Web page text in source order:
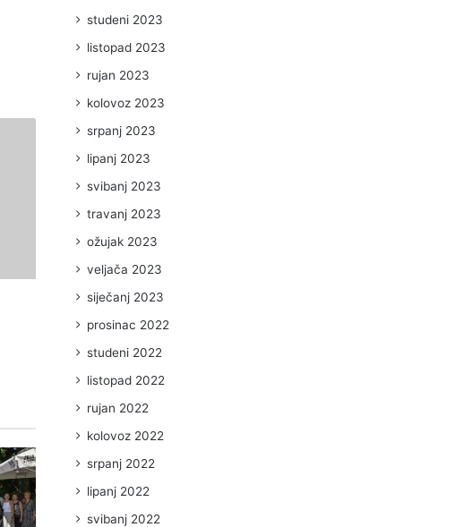
studeni 2023
listopad 2023
rujan 2023
kolovoz 2023
srpanj 2023
lipanj 2023
svibanj 2023
travanj 2023
ožujak 2023
veljača 2023
siječanj 2023
prosinac 2022
studeni 2022
listopad 2022
rujan 2022
kolovoz 2022
srpanj 2022
lipanj 2022
svibanj 2022